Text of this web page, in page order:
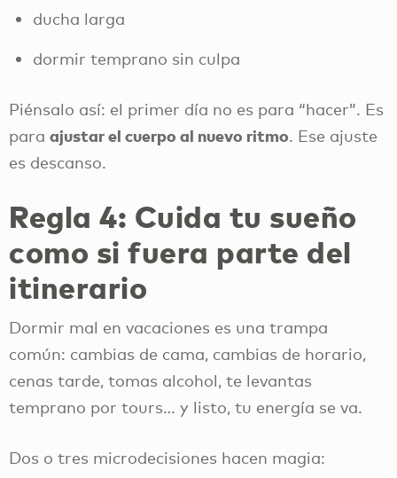
ducha larga
dormir temprano sin culpa
Piénsalo así: el primer día no es para “hacer”. Es
para ajustar el cuerpo al nuevo ritmo. Ese ajuste
es descanso.
Regla 4: Cuida tu sueño
como si fuera parte del
itinerario
Dormir mal en vacaciones es una trampa
común: cambias de cama, cambias de horario,
cenas tarde, tomas alcohol, te levantas
temprano por tours… y listo, tu energía se va.
Dos o tres microdecisiones hacen magia: